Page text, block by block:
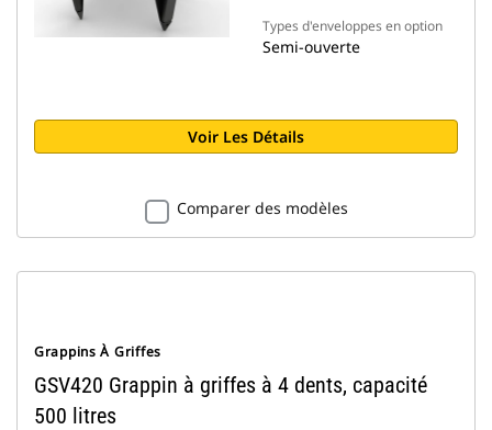
Types d'enveloppes en option
Semi-ouverte
Voir Les Détails
Comparer des modèles
Grappins À Griffes
GSV420 Grappin à griffes à 4 dents, capacité
500 litres